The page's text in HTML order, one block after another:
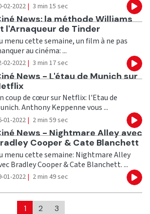
02-2022| 3 min 15 sec
News: la méthode Williams
l'Arnaqueur de Tinder
menu cette semaine, un film à ne pas
au cinéma: ...
02-2022| 3 min 17 sec
News - L'étau de Munich sur
coup de cœur sur Netflix: l'Etau de
Anthony Keppenne vous ...
01-2022| 2 min 59 sec
News - Nightmare Alley avec
Cooper & Cate Blanchett
menu cette semaine: Nightmare Alley
Bradley Cooper & Cate Blanchett. ...
01-2022| 2 min 49 sec
1 2 3